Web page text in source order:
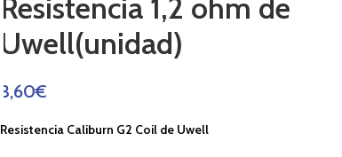
Resistencia 1,2 ohm de
Uwell(unidad)
3,60€
Resistencia Caliburn G2 Coil de Uwell